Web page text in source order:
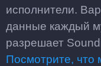
исполнители.
данные каждый
разрешает
Посмотрите, что